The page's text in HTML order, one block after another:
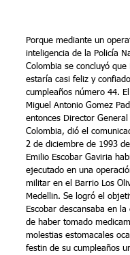
Porque mediante un
inteligencia de la Policía
Colombia se concluyó que
estaría casi feliz y
cumpleaños número 44.
Miguel Antonio Gomez
entonces Director
Colombia, dió el
2 de diciembre de 1993
Emilio Escobar Gaviria
ejecutado en una
militar en el Barrio Los
Medellin. Se logró el
Escobar descansaba en la
de haber tomado
molestias estomacales
festin de su cumpleaños